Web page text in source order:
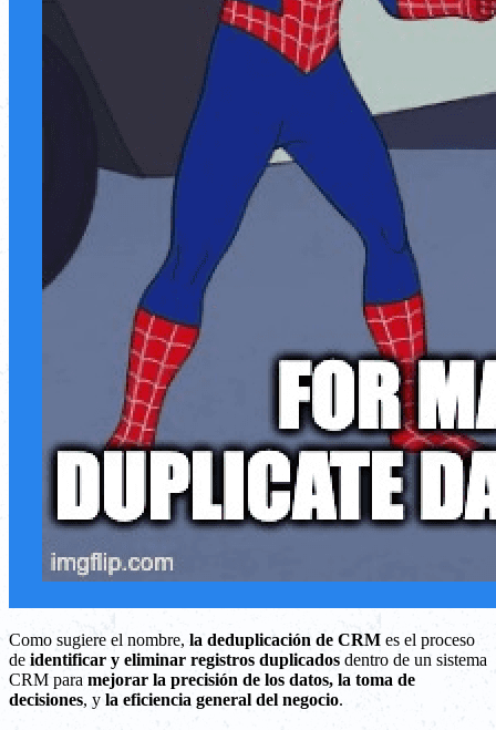
Como sugiere el nombre, la deduplicación de CRM es el proceso
de identificar y eliminar registros duplicados dentro de un sistema
CRM para mejorar la precisión de los datos, la toma de
decisiones, y la eficiencia general del negocio.